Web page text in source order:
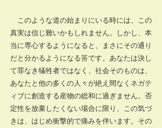
このような道の始まりにいる時には、この
真実は信じ難いかもしれません。しかし、本
当に専心するようになると、まさにその通り
だと分かるようになる筈です。あなたは決し
て罪なき犠牲者ではなく、社会そのものは、
あなたと他の多くの人々が絶え間なくネガテ
ィブに創造する産物の総和に過ぎません。否
定性を放棄したくない場合に限り、この気づ
きは、はじめ衝撃的で痛みを伴います。その